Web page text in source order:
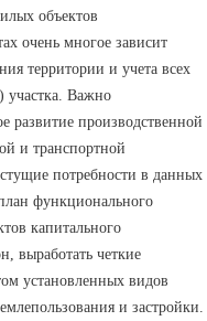
объектов
очень многое зависит
территории и учета всех
участка. Важно
развитие производственной
и транспортной
потребности в данных
функционального
капитального
выработать четкие
установленных видов
и застройки.